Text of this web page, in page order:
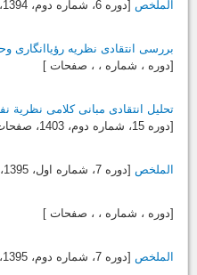
الملخص [دوره 6، شماره دوم، 1394
بررسی انتقادی نظریه رؤیاانگاری
[دوره ، شماره ، ، صفحات ]
تحلیل انتقادی مبانی کلامی نظریة
[دوره 15، شماره دوم،
1403، صفحات 121 -
الملخص [دوره 7، شماره اول، 1395
[دوره ، شماره ، ، صفحات ]
الملخص [دوره 7، شماره دوم، 1395